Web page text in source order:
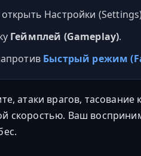
Настройки
Геймплей (Gameplay).
Быстрый режим
атаки врагов,
скоростью. Ваш